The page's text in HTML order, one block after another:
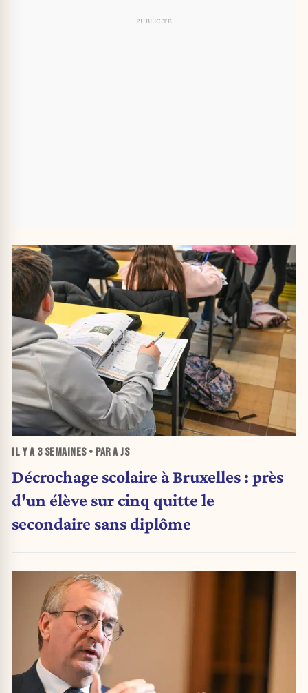
IL Y A 3 SEMAINES• PAR A JS
Décrochage scolaire à Bruxelles : près
d'un élève sur cinq quitte le
secondaire sans diplôme